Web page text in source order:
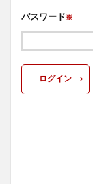
パスワード※
ログイン